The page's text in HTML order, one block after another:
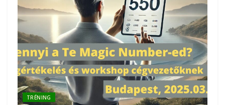
TRÉNING